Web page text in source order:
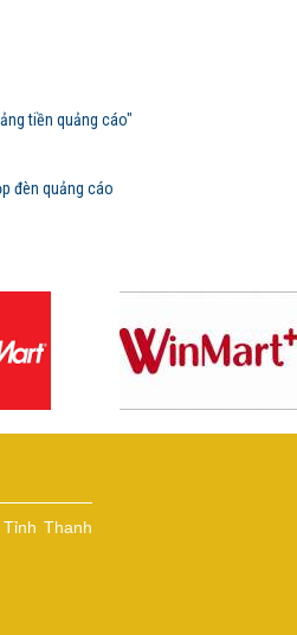
tiền quảng cáo"
đèn quảng cáo
Thanh